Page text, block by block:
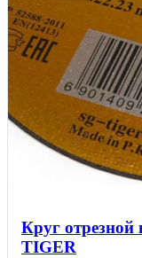
Круг отрезной
TIGER